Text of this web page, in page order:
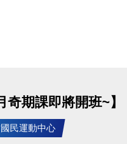
期課即將開班~】
民運動中心